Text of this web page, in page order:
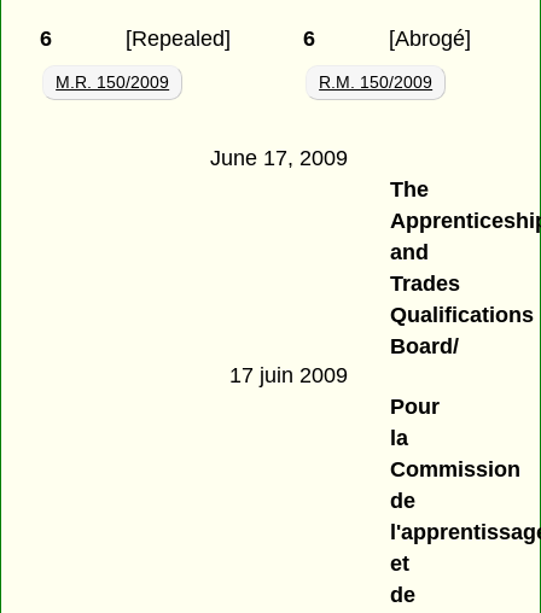
6 [Repealed]
M.R. 150/2009
6 [Abrogé]
R.M. 150/2009
June 17, 2009
The
and
Trades
Qualifications
Board/
17 juin 2009
Pour
la
Commission
de
et
de